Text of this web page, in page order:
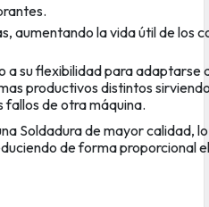
aumentando la vida útil de los
a su flexibilidad para adaptarse
productivos distintos
fallos de otra máquina.
Soldadura de mayor calidad,
de forma proporcional